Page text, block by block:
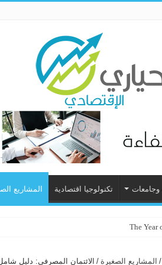
تكنولوجيا اقتصادية المشاريع
/ المشاريع الصغيرة / الائتمان المصرفي: دليل